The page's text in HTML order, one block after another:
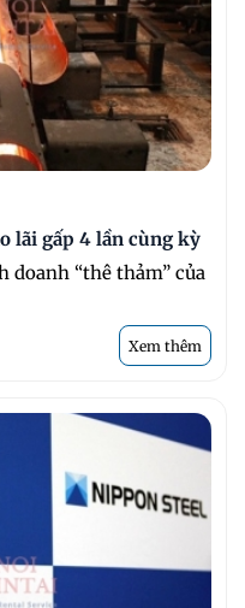
lãi gấp 4 lần cùng kỳ
“thê thảm” của
Xem thêm